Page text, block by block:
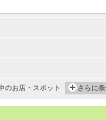
のお店・スポット さらに